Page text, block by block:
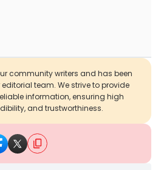
community writers and has been
team. We strive to provide
information, ensuring high
and trustworthiness.